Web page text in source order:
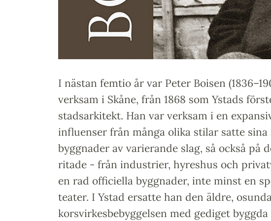
I nästan femtio år var Peter Boisen
verksam i Skåne, från 1868 som Ystads
stadsarkitekt. Han var verksam i en
influenser från många olika stilar satte sina
byggnader av varierande slag, så också på
ritade - från industrier, hyreshus och
en rad officiella byggnader, inte minst en
teater. I Ystad ersatte han den äldre,
korsvirkesbebyggelsen med gediget